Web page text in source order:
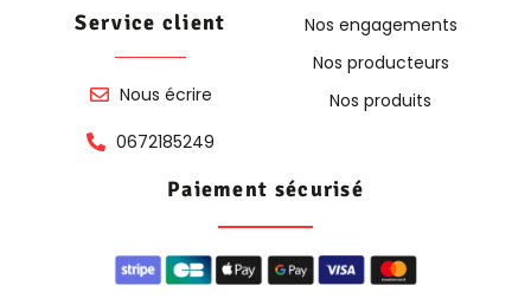
Service client
Nous écrire
0672185249
Nos engagements
Nos producteurs
Nos produits
Paiement sécurisé